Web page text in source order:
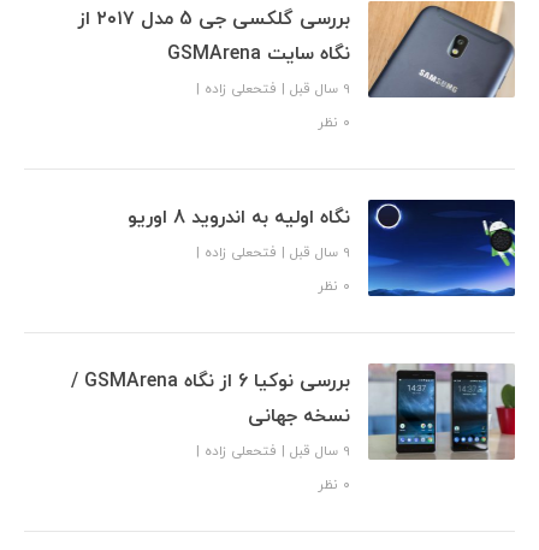
بررسی گلکسی جی 5 مدل ۲۰۱۷ از
نگاه سایت GSMArena
9 سال قبل | فتحعلی زاده |
۰ نظر
نگاه اولیه به اندروید 8 اوریو
9 سال قبل | فتحعلی زاده |
۰ نظر
بررسی نوکیا 6 از نگاه GSMArena /
نسخه جهانی
9 سال قبل | فتحعلی زاده |
۰ نظر